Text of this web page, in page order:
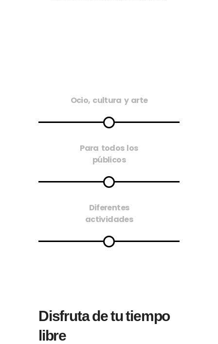
Ocio, cultura y arte
Para todos los
públicos
Diferentes
actividades
Disfruta de tu tiempo
libre